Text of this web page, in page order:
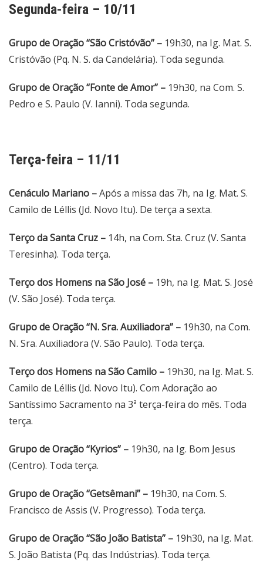
Segunda-feira – 10/11
Grupo de Oração “São Cristóvão” – 19h30, na Ig. Mat. S.
Cristóvão (Pq. N. S. da Candelária). Toda segunda.
Grupo de Oração “Fonte de Amor” – 19h30, na Com. S.
Pedro e S. Paulo (V. Ianni). Toda segunda.
Terça-feira – 11/11
Cenáculo Mariano –Após a missa das 7h, na Ig. Mat. S.
Camilo de Léllis (Jd. Novo Itu). De terça a sexta.
Terço da Santa Cruz – 14h, na Com. Sta. Cruz (V. Santa
Teresinha). Toda terça.
Terço dos Homens na São José – 19h, na Ig. Mat. S. José
(V. São José). Toda terça.
Grupo de Oração “N. Sra. Auxiliadora” – 19h30, na Com.
N. Sra. Auxiliadora (V. São Paulo). Toda terça.
Terço dos Homens na São Camilo – 19h30, na Ig. Mat. S.
Camilo de Léllis (Jd. Novo Itu). Com Adoração ao
Santíssimo Sacramento na 3ª terça-feira do mês. Toda
terça.
Grupo de Oração “Kyrios” – 19h30, na Ig. Bom Jesus
(Centro). Toda terça.
Grupo de Oração “Getsêmani” – 19h30, na Com. S.
Francisco de Assis (V. Progresso). Toda terça.
Grupo de Oração “São João Batista” – 19h30, na Ig. Mat.
S. João Batista (Pq. das Indústrias). Toda terça.